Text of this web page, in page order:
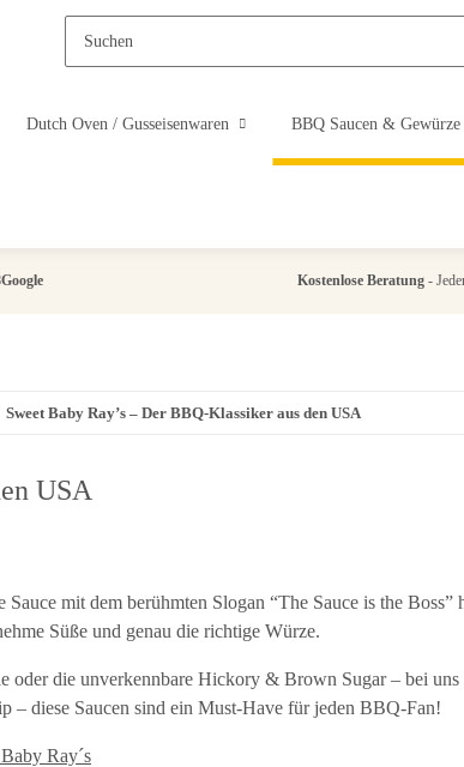
Dutch Oven / Gusseisenwaren BBQ Saucen & Gewürze
Google Kostenlose Beratung-
Sweet Baby Ray’s – Der BBQ-Klassiker aus den USA
USA
mit dem berühmten Slogan “The Sauce is the
Süße und genau die richtige Würze.
die unverkennbare Hickory & Brown Sugar – bei uns
– diese Saucen sind ein Must-Have für jeden BBQ-Fan!
Ray´s